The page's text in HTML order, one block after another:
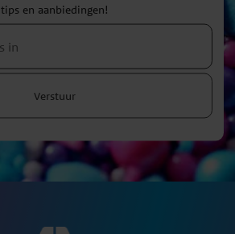
tips en aanbiedingen!
Verstuur